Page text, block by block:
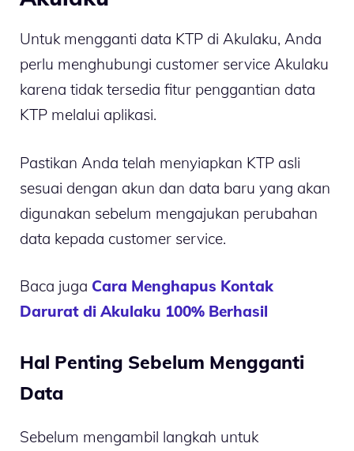
Untuk mengganti data KTP di Akulaku, Anda
perlu menghubungi customer service Akulaku
karena tidak tersedia fitur penggantian data
KTP melalui aplikasi.
Pastikan Anda telah menyiapkan KTP asli
sesuai dengan akun dan data baru yang akan
digunakan sebelum mengajukan perubahan
data kepada customer service.
Baca juga Cara Menghapus Kontak
Darurat di Akulaku 100% Berhasil
Hal Penting Sebelum Mengganti
Data
Sebelum mengambil langkah untuk